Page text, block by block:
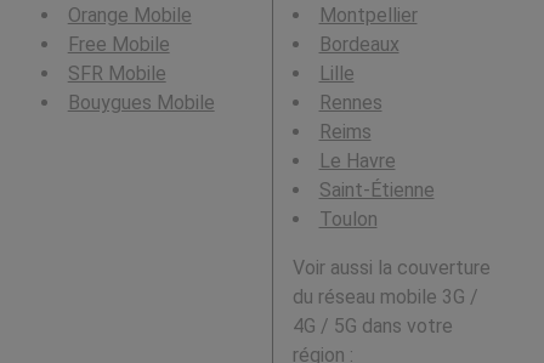
Orange Mobile
Free Mobile
SFR Mobile
Bouygues Mobile
Montpellier
Bordeaux
Lille
Rennes
Reims
Le Havre
Saint-Étienne
Toulon
Voir aussi la couverture
du réseau mobile 3G /
4G / 5G dans votre
région :